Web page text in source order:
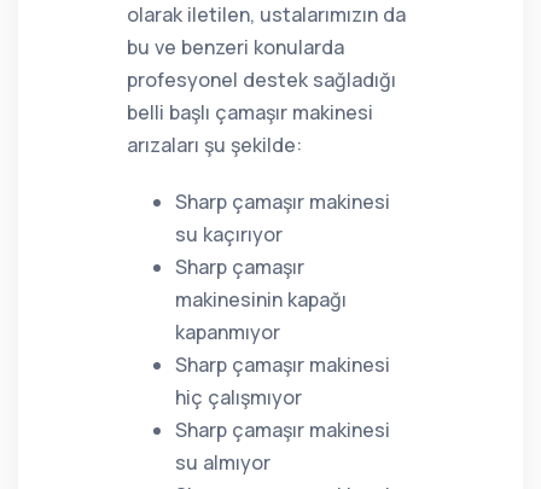
olarak iletilen, ustalarımızın da
bu ve benzeri konularda
profesyonel destek sağladığı
belli başlı çamaşır makinesi
arızaları şu şekilde:
Sharp çamaşır makinesi
su kaçırıyor
Sharp çamaşır
makinesinin kapağı
kapanmıyor
Sharp çamaşır makinesi
hiç çalışmıyor
Sharp çamaşır makinesi
su almıyor